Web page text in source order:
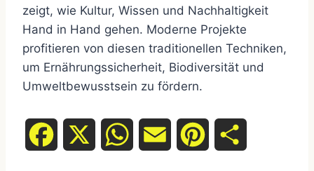
zeigt, wie Kultur, Wissen und Nachhaltigkeit
Hand in Hand gehen. Moderne Projekte
profitieren von diesen traditionellen Techniken,
um Ernährungssicherheit, Biodiversität und
Umweltbewusstsein zu fördern.